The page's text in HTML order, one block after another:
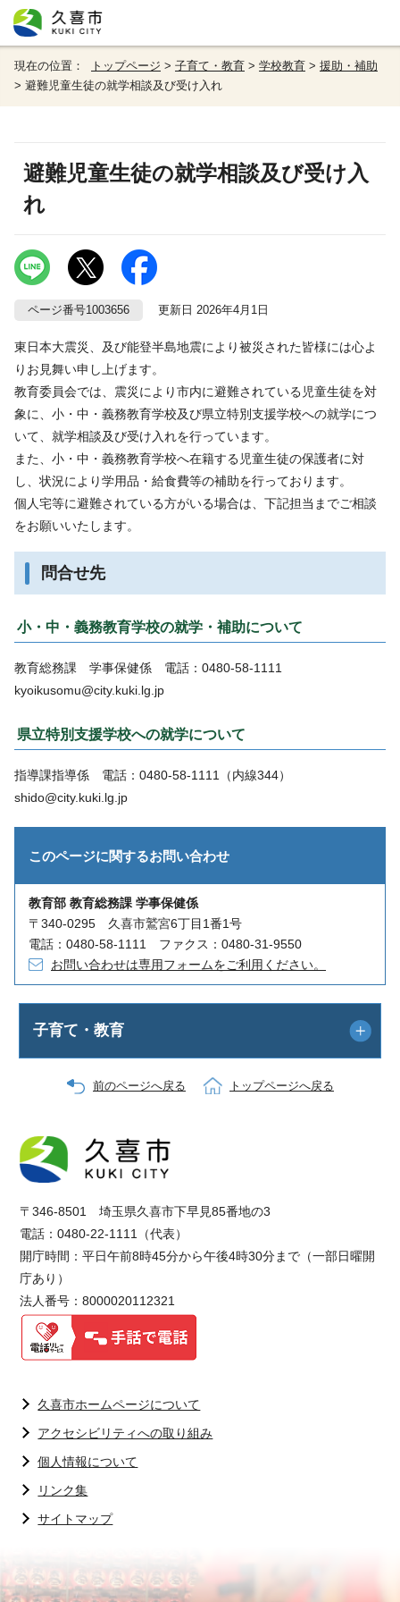
現在の位置： トップページ > 子育て・教育 > 学校教育 > 援助・補助
> 避難児童生徒の就学相談及び受け入れ
避難児童生徒の就学相談及び受け入
れ
ページ番号1003656 更新日 2026年4月1日
東日本大震災、及び能登半島地震により被災された皆様には心よ
りお見舞い申し上げます。
教育委員会では、震災により市内に避難されている児童生徒を対
象に、小・中・義務教育学校及び県立特別支援学校への就学につ
いて、就学相談及び受け入れを行っています。
また、小・中・義務教育学校へ在籍する児童生徒の保護者に対
し、状況により学用品・給食費等の補助を行っております。
個人宅等に避難されている方がいる場合は、下記担当までご相談
をお願いいたします。
問合せ先
小・中・義務教育学校の就学・補助について
教育総務課 学事保健係 電話：0480-58-1111
kyoikusomu@city.kuki.lg.jp
県立特別支援学校への就学について
指導課指導係 電話：0480-58-1111（内線344）
shido@city.kuki.lg.jp
このページに関するお問い合わせ
教育部 教育総務課 学事保健係
〒340-0295 久喜市鷲宮6丁目1番1号
電話：0480-58-1111 ファクス：0480-31-9550
お問い合わせは専用フォームをご利用ください。
子育て・教育
前のページへ戻る トップページへ戻る
〒346-8501 埼玉県久喜市下早見85番地の3
電話：0480-22-1111（代表）
開庁時間：平日午前8時45分から午後4時30分まで（一部日曜開
庁あり）
法人番号：8000020112321
久喜市ホームページについて
アクセシビリティへの取り組み
個人情報について
リンク集
サイトマップ